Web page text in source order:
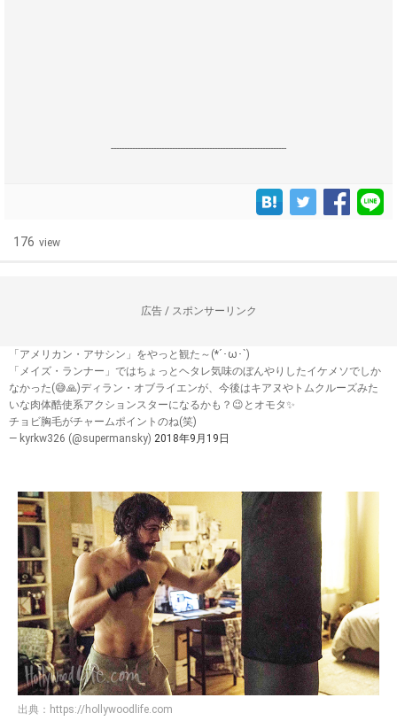
------------------------------------------------------------------
176 view
広告 / スポンサーリンク
「アメリカン・アサシン」をやっと観た～(*´･ω･`)
「メイズ・ランナー」ではちょっとヘタレ気味のぼんやりしたイケメソでしか
なかった(😅🙏)ディラン・オブライエンが、今後はキアヌやトムクルーズみた
いな肉体酷使系アクションスターになるかも？😉とオモタ✨
チョビ胸毛がチャームポイントのね(笑)
— kyrkw326 (@supermansky) 2018年9月19日
出典： https://hollywoodlife.com